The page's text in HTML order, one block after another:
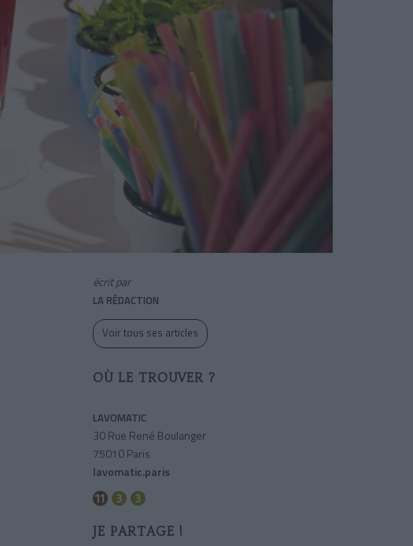
écrit par
LA RÉDACTION
Voir tous ses articles
OÙ LE TROUVER ?
LAVOMATIC
30 Rue René Boulanger
75010 Paris
lavomatic.paris
JE PARTAGE !